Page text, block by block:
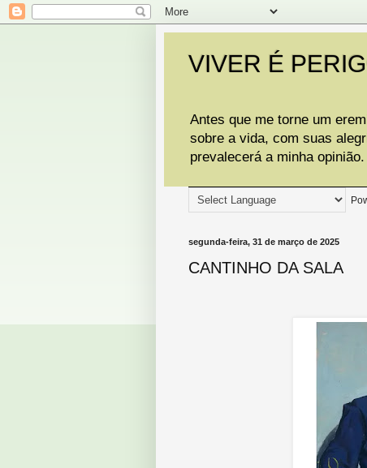
VIVER É
Antes que me torne um
sobre a vida, com suas
prevalecerá a minha opinião.
segunda-feira, 31 de março de 2025
CANTINHO DA SALA